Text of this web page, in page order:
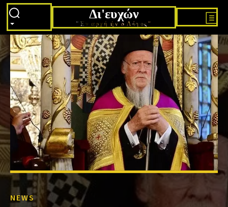
Δι'ευχών
"Εν αρχή ήν ο Λόγος"
NEWS